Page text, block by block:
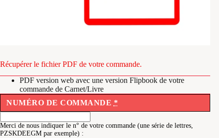
Récupérer le fichier PDF de votre commande.
PDF version web avec une version Flipbook de votre
commande de Carnet/Livre
NUMÉRO DE COMMANDE *
Merci de nous indiquer le n° de votre commande (une série de lettres,
PZSKDEEGM par exemple) :